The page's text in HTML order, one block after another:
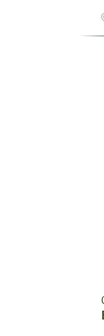
: Undefined offset: 1 in